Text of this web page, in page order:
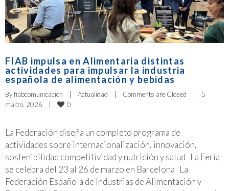
FIAB impulsa en Alimentaria distintas
actividades para impulsar la industria
española de alimentación y bebidas
By fiabcomunicacion Actualidad Comments are Closed
5
marzo, 2026
0
La Federación diseña un completo programa de
actividades sobre internacionalización, innovación,
sostenibilidad competitividad y nutrición y salud La Feria
se celebra del 23 al 26 de marzo en Barcelona La
Federación Española de Industrias de Alimentación y